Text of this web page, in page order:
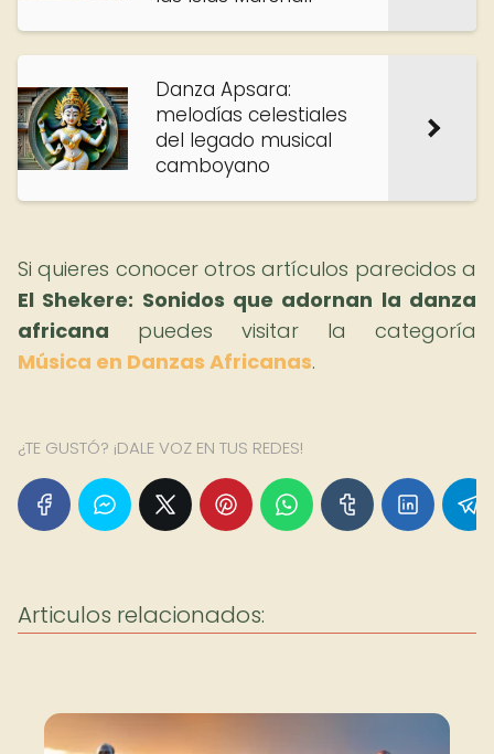
Danza Apsara:
melodías celestiales
del legado musical
camboyano
Si quieres conocer otros artículos parecidos a
El Shekere: Sonidos que adornan la danza
africana puedes visitar la categoría
Música en Danzas Africanas.
¿TE GUSTÓ? ¡DALE VOZ EN TUS REDES!
Articulos relacionados: